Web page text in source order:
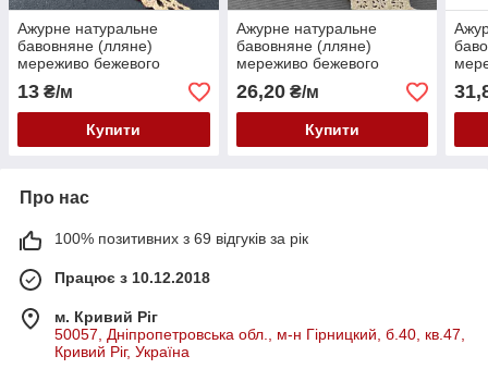
Ажурне натуральне
бавовняне (лляне)
мереживо бежевого
кольору, ширина 0,8 см
13 ₴/м
Купити
Ажурне натуральне
бавовняне (лляне)
мереживо бежевого
кольору, ширина 2,3 см
26,20₴/м
Купити
Про нас
100% позитивних з 69 відгуків за рік
Працює з 10.12.2018
м. Кривий Ріг
50057, Дніпропетровська обл., м-н Гірницкий, б.40, кв.47,
Кривий Ріг, Україна